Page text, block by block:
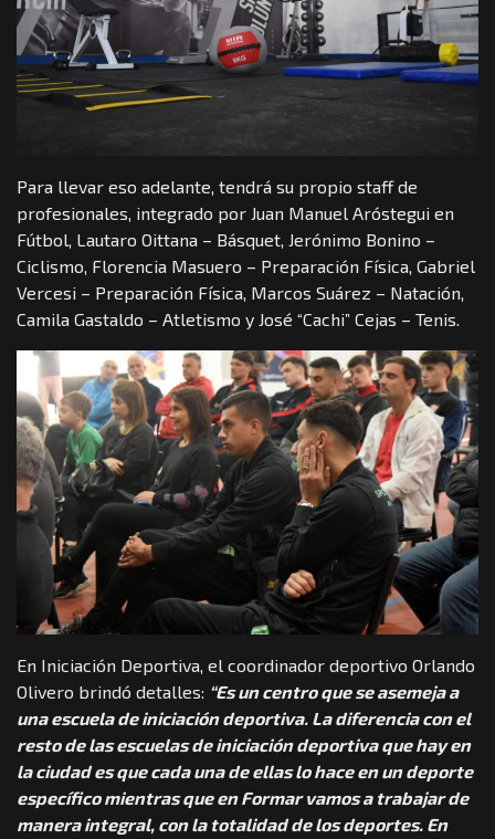
Para llevar eso adelante, tendrá su propio staff de
profesionales, integrado por Juan Manuel Aróstegui en
Fútbol, Lautaro Oittana – Básquet, Jerónimo Bonino –
Ciclismo, Florencia Masuero – Preparación Física, Gabriel
Vercesi – Preparación Física, Marcos Suárez – Natación,
Camila Gastaldo – Atletismo y José “Cachi” Cejas – Tenis.
En Iniciación Deportiva, el coordinador deportivo Orlando
Olivero brindó detalles: “Es un centro que se asemeja a
una escuela de iniciación deportiva. La diferencia con el
resto de las escuelas de iniciación deportiva que hay en
la ciudad es que cada una de ellas lo hace en un deporte
específico mientras que en Formar vamos a trabajar de
manera integral, con la totalidad de los deportes. En